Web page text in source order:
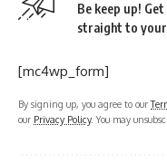
Be keep up!
straight to
[mc4wp_form]
By signing up, you agree to our
our Privacy Policy. You may